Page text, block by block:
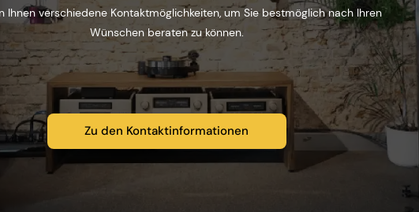
Ihnen verschiedene Kontaktmöglichkeiten, um Sie bestmöglich nach Ihren
Wünschen beraten zu können.
Zu den Kontaktinformationen